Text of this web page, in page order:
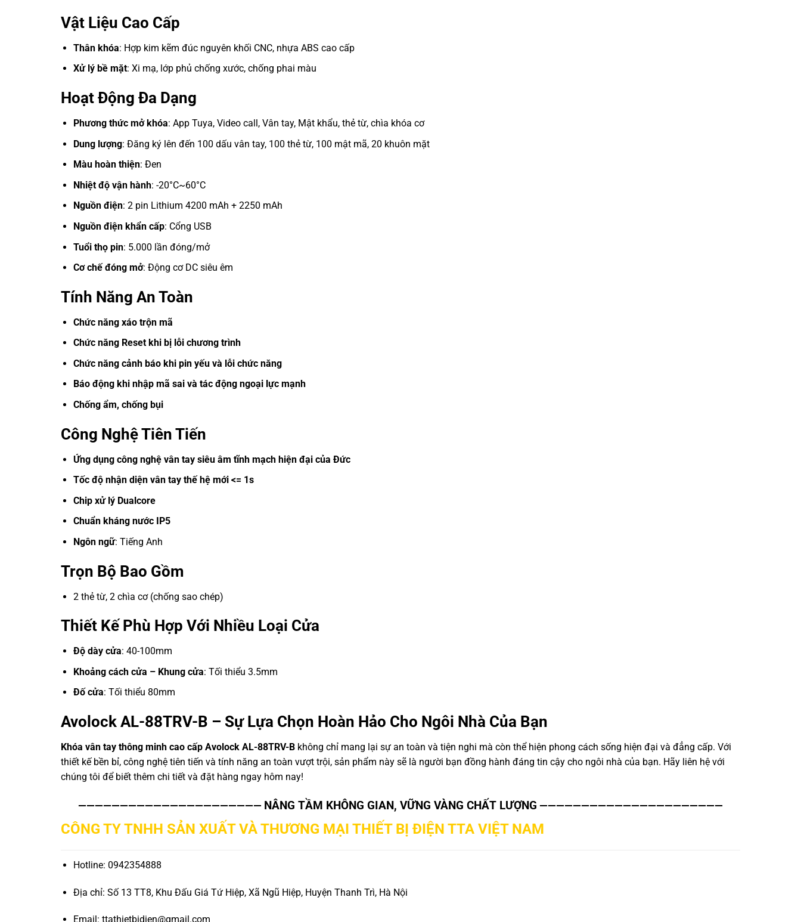
Vật Liệu Cao Cấp
Thân khóa: Hợp kim kẽm đúc nguyên khối CNC, nhựa ABS cao cấp
Xử lý bề mặt: Xi mạ, lớp phủ chống xước, chống phai màu
Hoạt Động Đa Dạng
Phương thức mở khóa: App Tuya, Video call, Vân tay, Mật khẩu, thẻ từ, chìa khóa cơ
Dung lượng: Đăng ký lên đến 100 dấu vân tay, 100 thẻ từ, 100 mật mã, 20 khuôn mặt
Màu hoàn thiện: Đen
Nhiệt độ vận hành: -20°C~60°C
Nguồn điện: 2 pin Lithium 4200 mAh + 2250 mAh
Nguồn điện khẩn cấp: Cổng USB
Tuổi thọ pin: 5.000 lần đóng/mở
Cơ chế đóng mở: Động cơ DC siêu êm
Tính Năng An Toàn
Chức năng xáo trộn mã
Chức năng Reset khi bị lỗi chương trình
Chức năng cảnh báo khi pin yếu và lỗi chức năng
Báo động khi nhập mã sai và tác động ngoại lực mạnh
Chống ẩm, chống bụi
Công Nghệ Tiên Tiến
Ứng dụng công nghệ vân tay siêu âm tĩnh mạch hiện đại của Đức
Tốc độ nhận diện vân tay thế hệ mới <= 1s
Chip xử lý Dualcore
Chuẩn kháng nước IP5
Ngôn ngữ: Tiếng Anh
Trọn Bộ Bao Gồm
2 thẻ từ, 2 chìa cơ (chống sao chép)
Thiết Kế Phù Hợp Với Nhiều Loại Cửa
Độ dày cửa: 40-100mm
Khoảng cách cửa – Khung cửa: Tối thiểu 3.5mm
Đố cửa: Tối thiểu 80mm
Avolock AL-88TRV-B – Sự Lựa Chọn Hoàn Hảo Cho Ngôi Nhà Của Bạn
Khóa vân tay thông minh cao cấp Avolock AL-88TRV-B không chỉ mang lại sự an toàn và tiện nghi mà còn thể hiện phong cách sống hiện đại và đẳng cấp. Với
thiết kế bền bỉ, công nghệ tiên tiến và tính năng an toàn vượt trội, sản phẩm này sẽ là người bạn đồng hành đáng tin cậy cho ngôi nhà của bạn. Hãy liên hệ với
chúng tôi để biết thêm chi tiết và đặt hàng ngay hôm nay!
—————————————————————— NÂNG TẦM KHÔNG GIAN, VỮNG VÀNG CHẤT LƯỢNG ——————————————————————
CÔNG TY TNHH SẢN XUẤT VÀ THƯƠNG MẠI THIẾT BỊ ĐIỆN TTA VIỆT NAM
Hotline: 0942354888
Địa chỉ: Số 13 TT8, Khu Đấu Giá Tứ Hiệp, Xã Ngũ Hiệp, Huyện Thanh Trì, Hà Nội
Email: ttathietbidien@gmail.com